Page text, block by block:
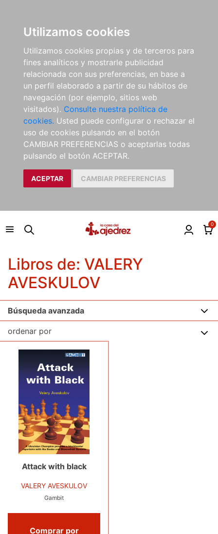
Utilizamos cookies
Utilizamos cookies propias y de terceros para
fines analíticos y mostrarle publicidad
relacionada con sus preferencias, en base a
un perfil elaborado a partir de su hábitos de
navegación (por ejemplo, sitios web
visitados). Consulte nuestra política de
cookies. Usted puede configurar o rechazar el
uso de cookies pulsando en el botón
CAMBIAR PREFERENCIAS o aceptarlas todas
pulsando el botón ACEPTAR.
ACEPTAR CAMBIAR PREFERENCIAS
0
Libros de: VALERY
AVESKULOV
Búsqueda avanzada
Attack with black
VALERY AVESKULOV
Gambit
Comprar por